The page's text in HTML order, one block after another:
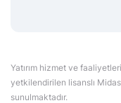
Yatırım hizmet ve
yetkilendirilen lisanslı
sunulmaktadır.